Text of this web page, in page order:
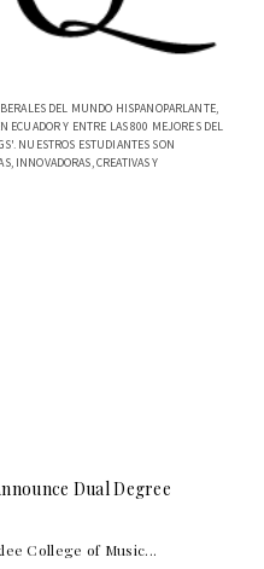
DEL MUNDO HISPANOPARLANTE,
ECUADOR Y ENTRE LAS 800 MEJORES DEL
NUESTROS ESTUDIANTES SON
INNOVADORAS, CREATIVAS Y
Dual Degree
College of Music...